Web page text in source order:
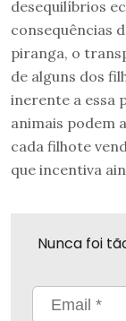
desequilíbrios
consequências
piranga, o
de alguns dos
inerente a essa
animais podem
cada filhote
que incentiva
Nunca foi